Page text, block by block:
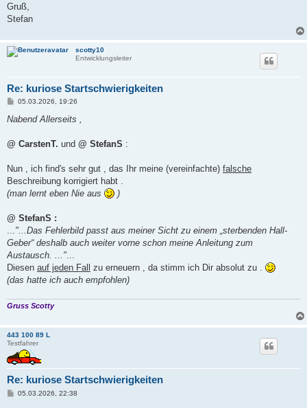
Gruß,
Stefan
scotty10
Entwicklungsleiter
Re: kuriose Startschwierigkeiten
B
i
a
05.03.2026, 19:26
Nabend Allerseits ,
@ CarstenT. und @ StefanS :
Nun , ich find's sehr gut , das Ihr meine (vereinfachte) falsche
Beschreibung korrigiert habt .
(man lernt eben Nie aus
)
@ StefanS :
..."...Das Fehlerbild passt aus meiner Sicht zu einem „sterbenden Hall-
Geber“ deshalb auch weiter vorne schon meine Anleitung zum
Austausch. ..."...
Diesen auf jeden Fall zu erneuern , da stimm ich Dir absolut zu .
(das hatte ich auch empfohlen)
Gruss Scotty
443 100 89 L
Testfahrer
Re: kuriose Startschwierigkeiten
B05.03.2026, 22:38